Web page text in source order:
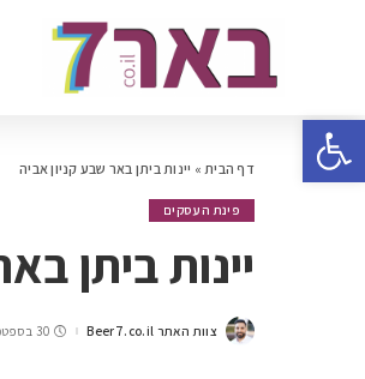
פתח סרגל נגישות
דף הבית» יינות ביתן באר שבע קניון אביה
פינת העסקים
יינות ביתן
צוות האתר Beer7.co.il 30 בספטמבר 2021